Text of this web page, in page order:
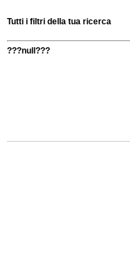
Tutti i filtri della tua ricerca
???null???